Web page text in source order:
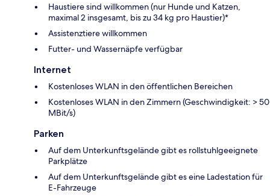
Haustiere sind willkommen (nur Hunde und Katzen,
maximal 2 insgesamt, bis zu 34 kg pro Haustier)*
Assistenztiere willkommen
Futter- und Wassernäpfe verfügbar
Internet
Kostenloses WLAN in den öffentlichen Bereichen
Kostenloses WLAN in den Zimmern (Geschwindigkeit: > 50
MBit/s)
Parken
Auf dem Unterkunftsgelände gibt es rollstuhlgeeignete
Parkplätze
Auf dem Unterkunftsgelände gibt es eine Ladestation für
E-Fahrzeuge